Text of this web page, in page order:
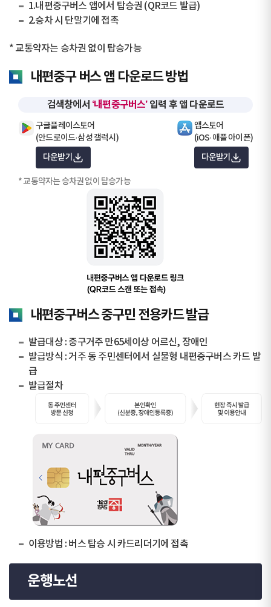
1.내편중구버스 앱에서 탑승권 (QR코드 발급)
2.승차 시 단말기에 접촉
* 교통약자는 승차권 없이 탑승가능
내편중구 버스 앱 다운로드 방법
검색창에서 ‘내편중구버스’입력 후 앱 다운로드
구글플레이스토어
(안드로이드·삼성 갤럭시)
다운받기
앱스토어
(iOS·애플 아이폰)
다운받기
* 교통약자는 승차권 없이 탑승가능
내편중구버스 중구민 전용카드 발급
발급대상 : 중구거주 만65세이상 어르신, 장애인
발급방식 : 거주 동 주민센터에서 실물형 내편중구버스 카드 발
급
발급절차
이용방법 : 버스 탑승 시 카드리더기에 접촉
운행노선